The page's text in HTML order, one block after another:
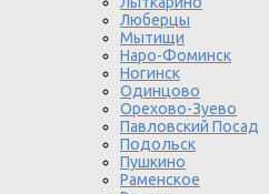
Люберцы
Мытищи
Наро-Фоминск
Ногинск
Одинцово
Орехово-Зуево
Павловский Посад
Подольск
Пушкино
Раменское